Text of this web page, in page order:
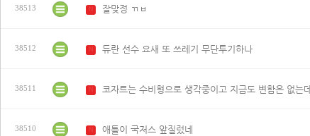
38513 잘맞정 ㄲㅂ
38512 듀란 선수 요새 또 쓰레기 무단투기하나
38511 코자트는 수비형으로 생각중이고 지금도 변함은 없는데
38510 애틀이 국저스 앞질렀네